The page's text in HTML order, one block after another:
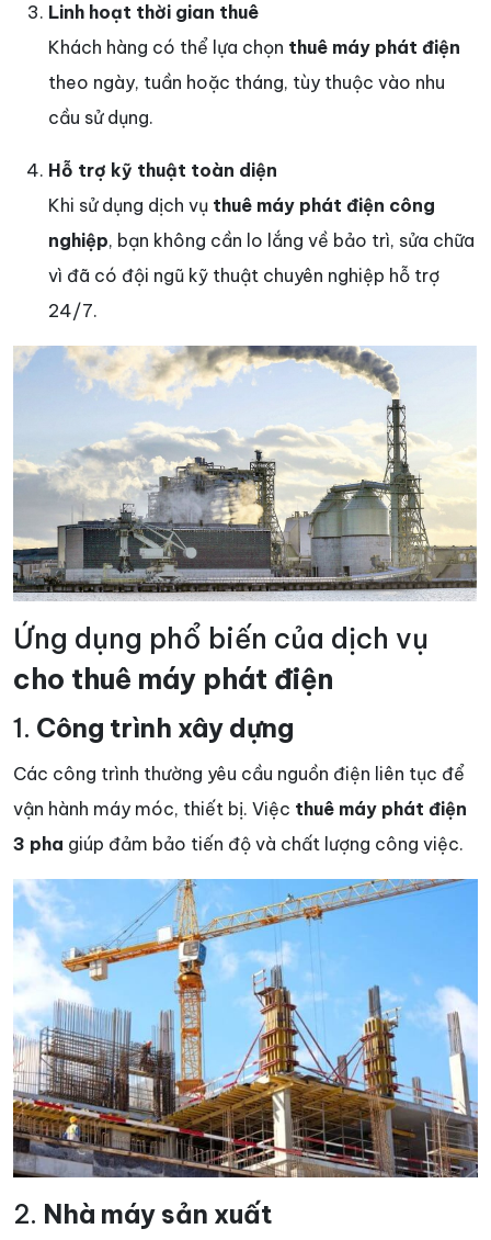
Linh hoạt thời gian thuê
Khách hàng có thể lựa chọn thuê máy phát điện
theo ngày, tuần hoặc tháng, tùy thuộc vào nhu
cầu sử dụng.
Hỗ trợ kỹ thuật toàn diện
Khi sử dụng dịch vụ thuê máy phát điện công
nghiệp, bạn không cần lo lắng về bảo trì, sửa chữa
vì đã có đội ngũ kỹ thuật chuyên nghiệp hỗ trợ
24/7.
Ứng dụng phổ biến của dịch vụ
cho thuê máy phát điện
1. Công trình xây dựng
Các công trình thường yêu cầu nguồn điện liên tục để
vận hành máy móc, thiết bị. Việc thuê máy phát điện
3 pha giúp đảm bảo tiến độ và chất lượng công việc.
2. Nhà máy sản xuất